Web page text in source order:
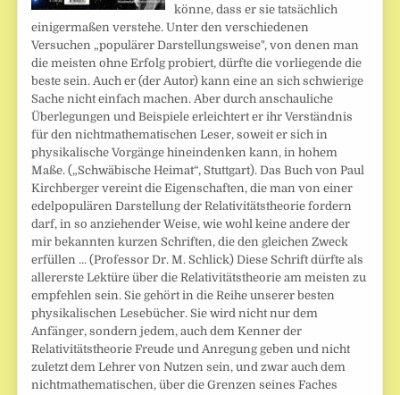
könne, dass er sie tatsächlich
einigermaßen verstehe. Unter den verschiedenen
Versuchen „populärer Darstellungsweise", von denen man
die meisten ohne Erfolg probiert, dürfte die vorliegende die
beste sein. Auch er (der Autor) kann eine an sich schwierige
Sache nicht einfach machen. Aber durch anschauliche
Überlegungen und Beispiele erleichtert er ihr Verständnis
für den nichtmathematischen Leser, soweit er sich in
physikalische Vorgänge hineindenken kann, in hohem
Maße. („Schwäbische Heimat“, Stuttgart). Das Buch von Paul
Kirchberger vereint die Eigenschaften, die man von einer
edelpopulären Darstellung der Relativitätstheorie fordern
darf, in so anziehender Weise, wie wohl keine andere der
mir bekannten kurzen Schriften, die den gleichen Zweck
erfüllen ... (Professor Dr. M. Schlick) Diese Schrift dürfte als
allererste Lektüre über die Relativitätstheorie am meisten zu
empfehlen sein. Sie gehört in die Reihe unserer besten
physikalischen Lesebücher. Sie wird nicht nur dem
Anfänger, sondern jedem, auch dem Kenner der
Relativitätstheorie Freude und Anregung geben und nicht
zuletzt dem Lehrer von Nutzen sein, und zwar auch dem
nichtmathematischen, über die Grenzen seines Faches